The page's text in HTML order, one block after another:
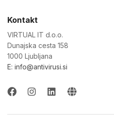
Kontakt
VIRTUAL IT d.o.o.
Dunajska cesta 158
1000 Ljubljana
E: info@antivirusi.si